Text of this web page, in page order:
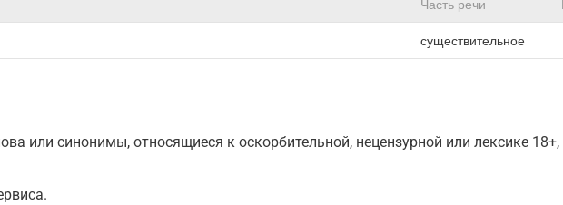
Часть речи
существительное
или синонимы, относящиеся к оскорбительной, нецензурной или лексике